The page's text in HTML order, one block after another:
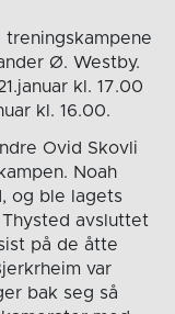
Ø. Westby.
kl. 17.00
kl. 16.00.
Ovid Skovli
Noah
og ble lagets
avsluttet
på de åtte
var
bak seg så